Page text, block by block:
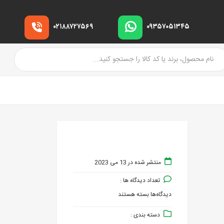
۰۹۳۵۷۰۵۱۳۴۵ ۰۲۱۸۸۷۲۷۵۶۹
منتشر شده در 13 می 2023
تعداد دیدگاه ها :
دیدگاه‌ها
برای
FLANGE
بسته هستند
دسته بندی :